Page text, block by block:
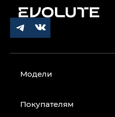
Модели
Покупателям